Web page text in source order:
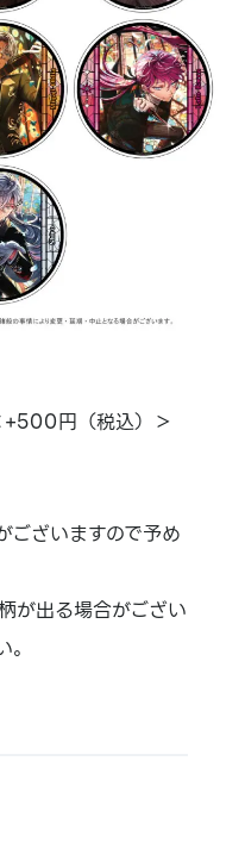
+500円（税込）＞
ざいますので予め
が出る場合がござい